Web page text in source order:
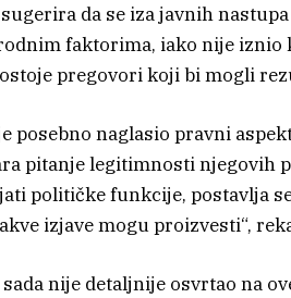
da se iza javnih
faktorima, iako nije iznio
pregovori koji bi mogli
posebno naglasio pravni
pitanje legitimnosti njegovih
političke funkcije, postavlja
izjave mogu proizvesti“,
sada nije detaljnije osvrtao na